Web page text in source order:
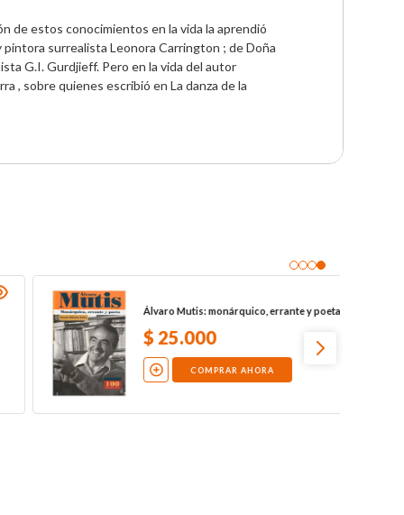
de estos conocimientos en la vida la aprendió
pintora surrealista Leonora Carrington ; de Doña
G.I. Gurdjieff. Pero en la vida del autor
, sobre quienes escribió en La danza de la
Álvaro Mutis: monárquico, errante y poeta
$25 000
COMPRAR AHORA